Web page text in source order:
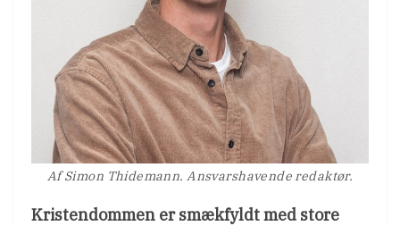
Af Simon Thidemann. Ansvarshavende redaktør.
Kristendommen er smækfyldt med store